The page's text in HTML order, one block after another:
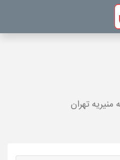
تهران